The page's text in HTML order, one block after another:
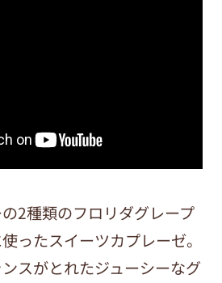
2種類のフロリダグレープ
ったスイーツカプレーゼ。
スがとれたジューシーなグ